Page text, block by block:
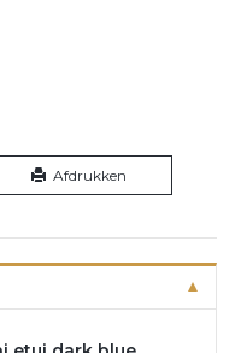
Afdrukken